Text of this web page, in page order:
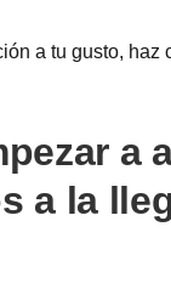
a tu gusto, haz
a
a la